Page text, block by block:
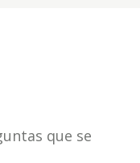
que se